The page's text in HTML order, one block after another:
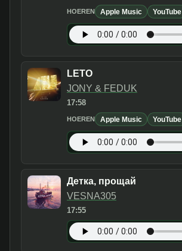
HOEREN Apple Music YouTube
LETO
JONY & FEDUK
17:58
HOEREN Apple Music YouTube
Детка, прощай
VESNA305
17:55